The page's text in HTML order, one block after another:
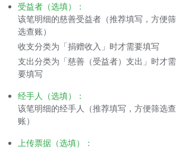
受益者（选填）：
该笔明细的慈善受益者（推荐填写，方便筛
选查账）
收支分类为「捐赠收入」时才需要填写
支出分类为「慈善（受益者）支出」时才需
要填写
经手人（选填）：
该笔明细的经手人（推荐填写，方便筛选查
账）
上传票据（选填）：